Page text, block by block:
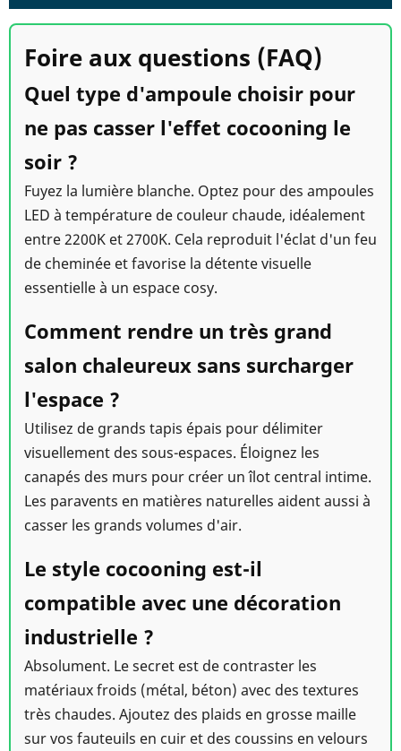
Foire aux questions (FAQ)
Quel type d'ampoule choisir pour
ne pas casser l'effet cocooning le
soir ?
Fuyez la lumière blanche. Optez pour des ampoules
LED à température de couleur chaude, idéalement
entre 2200K et 2700K. Cela reproduit l'éclat d'un feu
de cheminée et favorise la détente visuelle
essentielle à un espace cosy.
Comment rendre un très grand
salon chaleureux sans surcharger
l'espace ?
Utilisez de grands tapis épais pour délimiter
visuellement des sous-espaces. Éloignez les
canapés des murs pour créer un îlot central intime.
Les paravents en matières naturelles aident aussi à
casser les grands volumes d'air.
Le style cocooning est-il
compatible avec une décoration
industrielle ?
Absolument. Le secret est de contraster les
matériaux froids (métal, béton) avec des textures
très chaudes. Ajoutez des plaids en grosse maille
sur vos fauteuils en cuir et des coussins en velours